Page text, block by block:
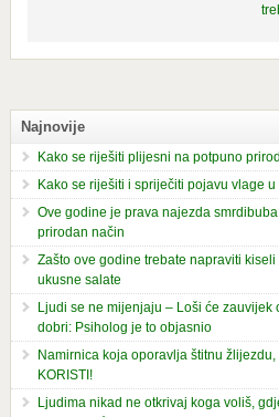
Najnovije
Kako se riješiti plijesni na potpuno
Kako se riješiti i spriječiti pojavu vlage u
Ove godine je prava najezda
prirodan način
Zašto ove godine trebate napraviti
ukusne salate
Ljudi se ne mijenjaju – Loši će zauvijek
dobri: Psiholog je to objasnio
Namirnica koja oporavlja štitnu žlijezdu,
KORISTI!
Ljudima nikad ne otkrivaj koga voliš,